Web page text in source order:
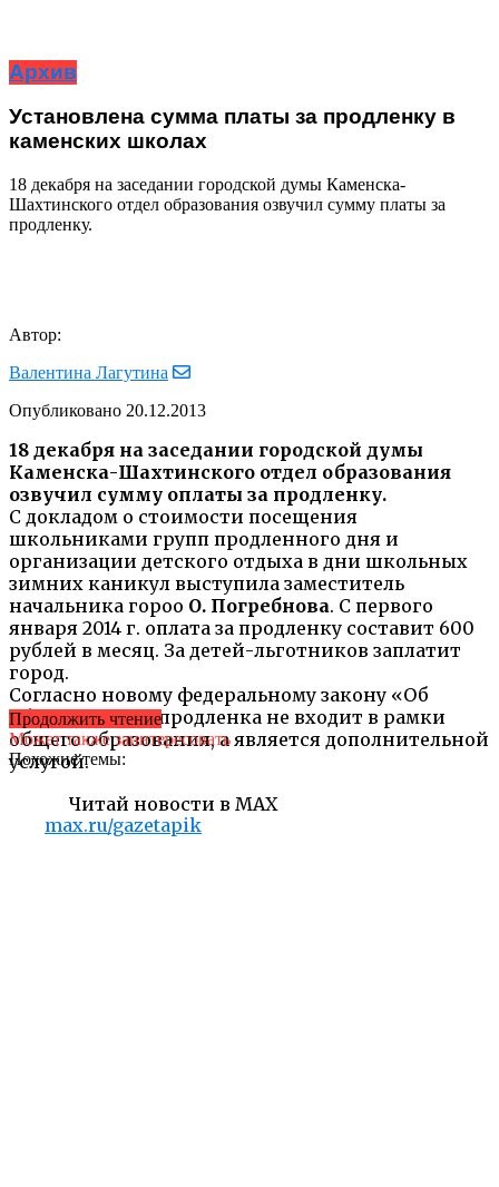
Архив
Установлена сумма платы за продленку в
каменских школах
18 декабря на заседании городской думы Каменска-
Шахтинского отдел образования озвучил сумму платы за
продленку.
Автор:
Валентина Лагутина
Опубликовано 20.12.2013
18 декабря на заседании городской думы
Каменска-Шахтинского отдел образования
озвучил сумму оплаты за продленку.
С докладом о стоимости посещения
школьниками групп продленного дня и
организации детского отдыха в дни школьных
зимних каникул выступила заместитель
начальника гороо О. Погребнова. С первого
января 2014 г. оплата за продленку составит 600
рублей в месяц. За детей-льготников заплатит
город.
Согласно новому федеральному закону «Об
образовании», продленка не входит в рамки
общего образования, а является дополнительной
услугой.
Читай новости в MAX
max.ru/gazetapik
Продолжить чтение
Может также заинтересовать
Похожие темы: